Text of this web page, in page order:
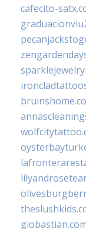
cafecito-